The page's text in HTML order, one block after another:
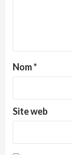
Nom*
Site web